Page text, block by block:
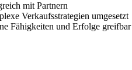
mit Partnern
Verkaufsstrategien umgesetzt
Fähigkeiten und Erfolge greifbar